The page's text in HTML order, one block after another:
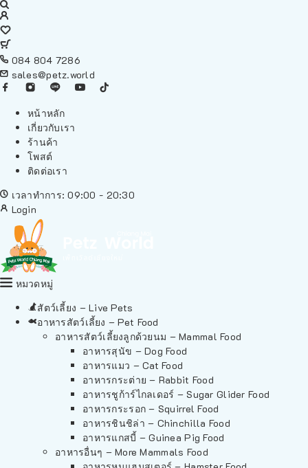
084 804 7286
sales@petz.world
หน้าหลัก
เกี่ยวกับเรา
ร้านค้า
โพสต์
ติดต่อเรา
เวลาทำการ: 09:00 - 20:30
Login
หมวดหมู่
สัตว์เลี้ยง – Live Pets
อาหารสัตว์เลี้ยง – Pet Food
อาหารสัตว์เลี้ยงลูกด้วยนม – Mammal Food
อาหารสุนัข – Dog Food
อาหารแมว – Cat Food
อาหารกระต่าย – Rabbit Food
อาหารชูก้าร์ไกลเดอร์ – Sugar Glider Food
อาหารกระรอก – Squirrel Food
อาหารชินชิล่า – Chinchilla Food
อาหารแกสบี้ – Guinea Pig Food
อาหารอื่นๆ – More Mammals Food